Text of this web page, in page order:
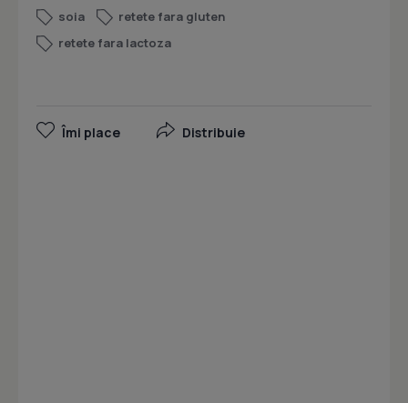
soia
retete fara gluten
retete fara lactoza
Îmi place Distribuie